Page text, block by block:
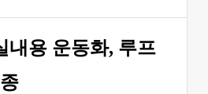
내용 운동화, 루프